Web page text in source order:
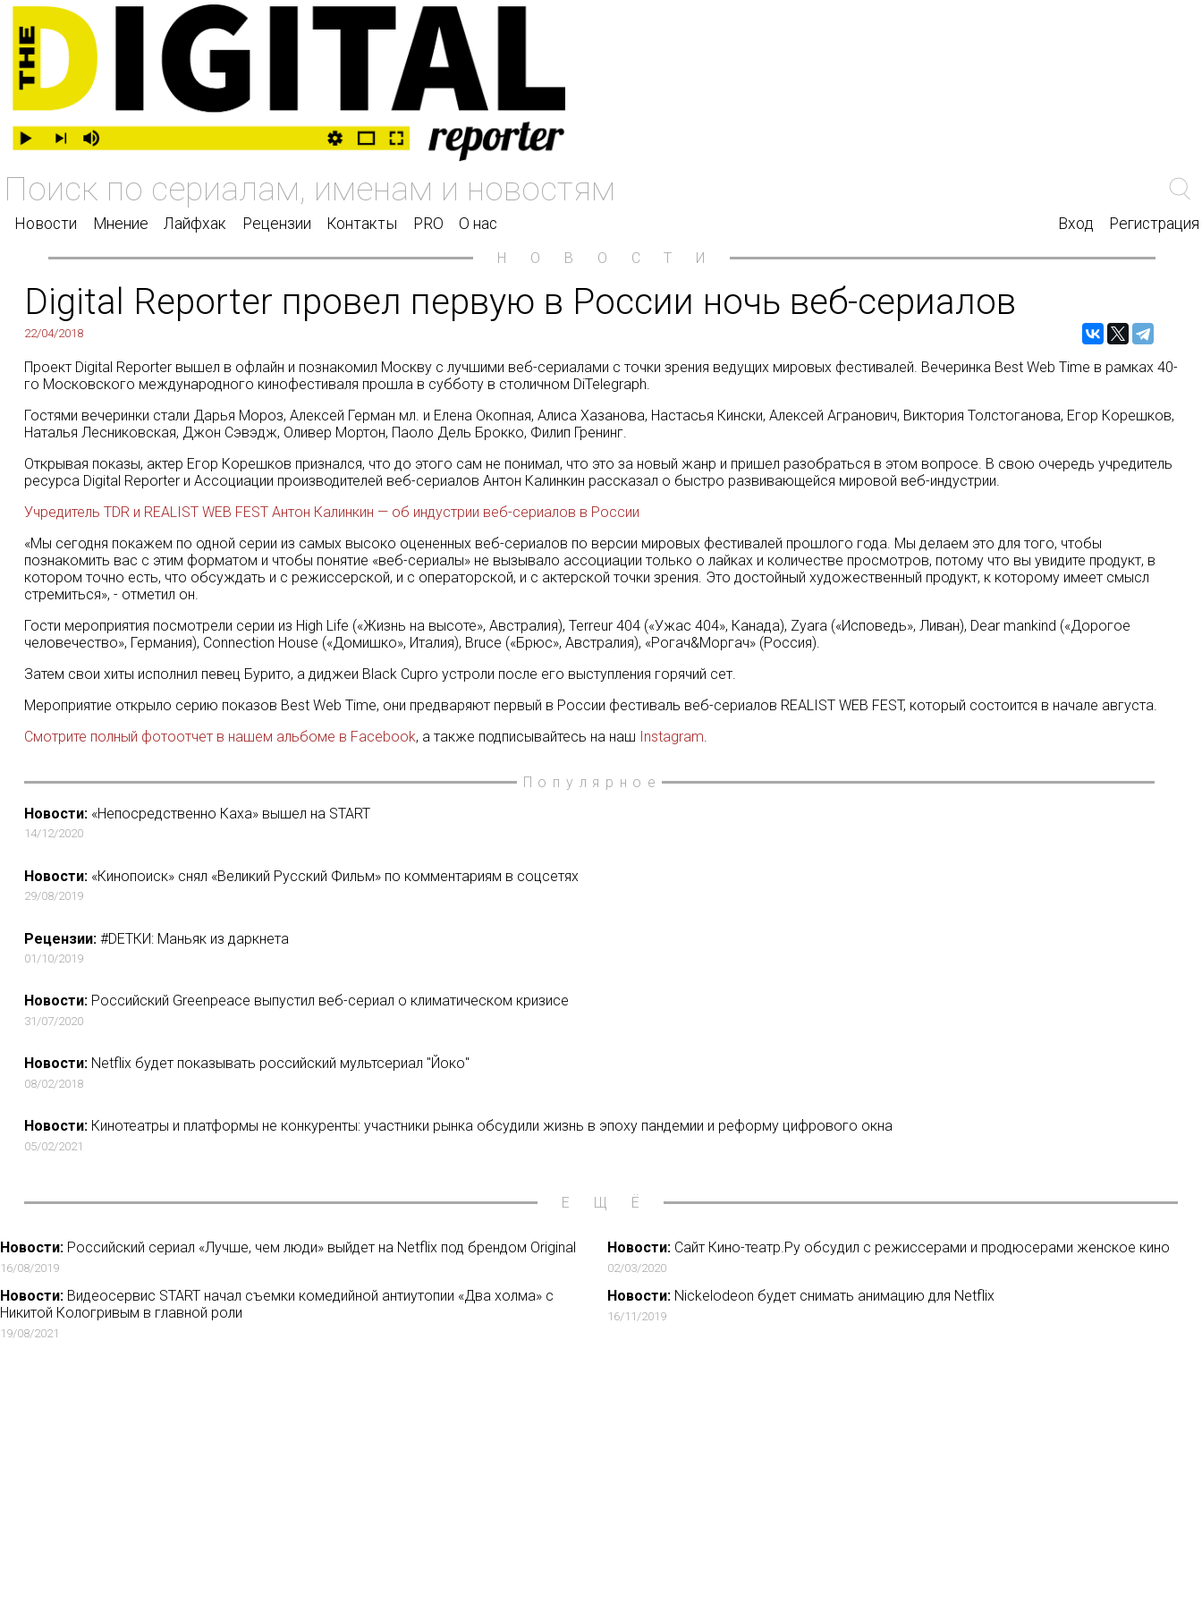
Новости Мнение Лайфхак Рецензии Контакты PRO О нас Вход Регистрация
НОВОСТИ
Digital Reporter провел первую в России ночь веб-сериалов
22/04/2018
Проект Digital Reporter вышел в офлайн и познакомил Москву с лучшими веб-сериалами с точки зрения ведущих мировых фестивалей. Вечеринка Best Web Time в рамках 40-
го Московского международного кинофестиваля прошла в субботу в столичном DiTelegraph.
Гостями вечеринки стали Дарья Мороз, Алексей Герман мл. и Елена Окопная, Алиса Хазанова, Настасья Кински, Алексей Агранович, Виктория Толстоганова, Егор Корешков,
Наталья Лесниковская, Джон Сэвэдж, Оливер Мортон, Паоло Дель Брокко, Филип Гренинг.
Открывая показы, актер Егор Корешков признался, что до этого сам не понимал, что это за новый жанр и пришел разобраться в этом вопросе. В свою очередь учредитель
ресурса Digital Reporter и Ассоциации производителей веб-сериалов Антон Калинкин рассказал о быстро развивающейся мировой веб-индустрии.
Учредитель TDR и REALIST WEB FEST Антон Калинкин — об индустрии веб-сериалов в России
«Мы сегодня покажем по одной серии из самых высоко оцененных веб-сериалов по версии мировых фестивалей прошлого года. Мы делаем это для того, чтобы
познакомить вас с этим форматом и чтобы понятие «веб-сериалы» не вызывало ассоциации только о лайках и количестве просмотров, потому что вы увидите продукт, в
котором точно есть, что обсуждать и с режиссерской, и с операторской, и с актерской точки зрения. Это достойный художественный продукт, к которому имеет смысл
стремиться», - отметил он.
Гости мероприятия посмотрели серии из High Life («Жизнь на высоте», Австралия), Terreur 404 («Ужас 404», Канада), Zyara («Исповедь», Ливан), Dear mankind («Дорогое
человечество», Германия), Connection House («Домишко», Италия), Bruce («Брюс», Австралия), «Рогач&Моргач» (Россия).
Затем свои хиты исполнил певец Бурито, а диджеи Black Cupro устроли после его выступления горячий сет.
Мероприятие открыло серию показов Best Web Time, они предваряют первый в России фестиваль веб-сериалов REALIST WEB FEST, который состоится в начале августа.
Смотрите полный фотоотчет в нашем альбоме в Facebook, а также подписывайтесь на наш Instagram.
Популярное
Новости:«Непосредственно Каха» вышел на START
14/12/2020
Новости:«Кинопоиск» снял «Великий Русский Фильм» по комментариям в соцсетях
29/08/2019
Рецензии:#DЕТКИ: Маньяк из даркнета
01/10/2019
Новости:Российский Greenpeace выпустил веб-сериал о климатическом кризисе
31/07/2020
Новости:Netflix будет показывать российский мультсериал "Йоко"
08/02/2018
Новости:Кинотеатры и платформы не конкуренты: участники рынка обсудили жизнь в эпоху пандемии и реформу цифрового окна
05/02/2021
ЕЩЁ
Новости: Российский сериал «Лучше, чем люди» выйдет на Netflix под брендом Original
16/08/2019
Новости:Сайт Кино-театр.Ру обсудил с режиссерами и продюсерами женское кино
02/03/2020
Новости: Видеосервис START начал съемки комедийной антиутопии «Два холма» с
Никитой Кологривым в главной роли
19/08/2021
Новости:Nickelodeon будет снимать анимацию для Netflix
16/11/2019